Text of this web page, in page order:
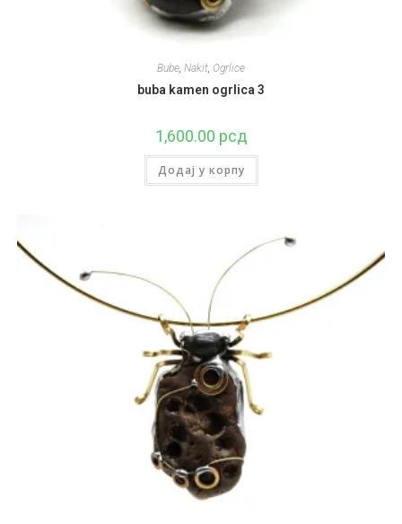
Bube, Nakit, Ogrlice
buba kamen ogrlica 3
1,600.00 рсд
Додај у корпу